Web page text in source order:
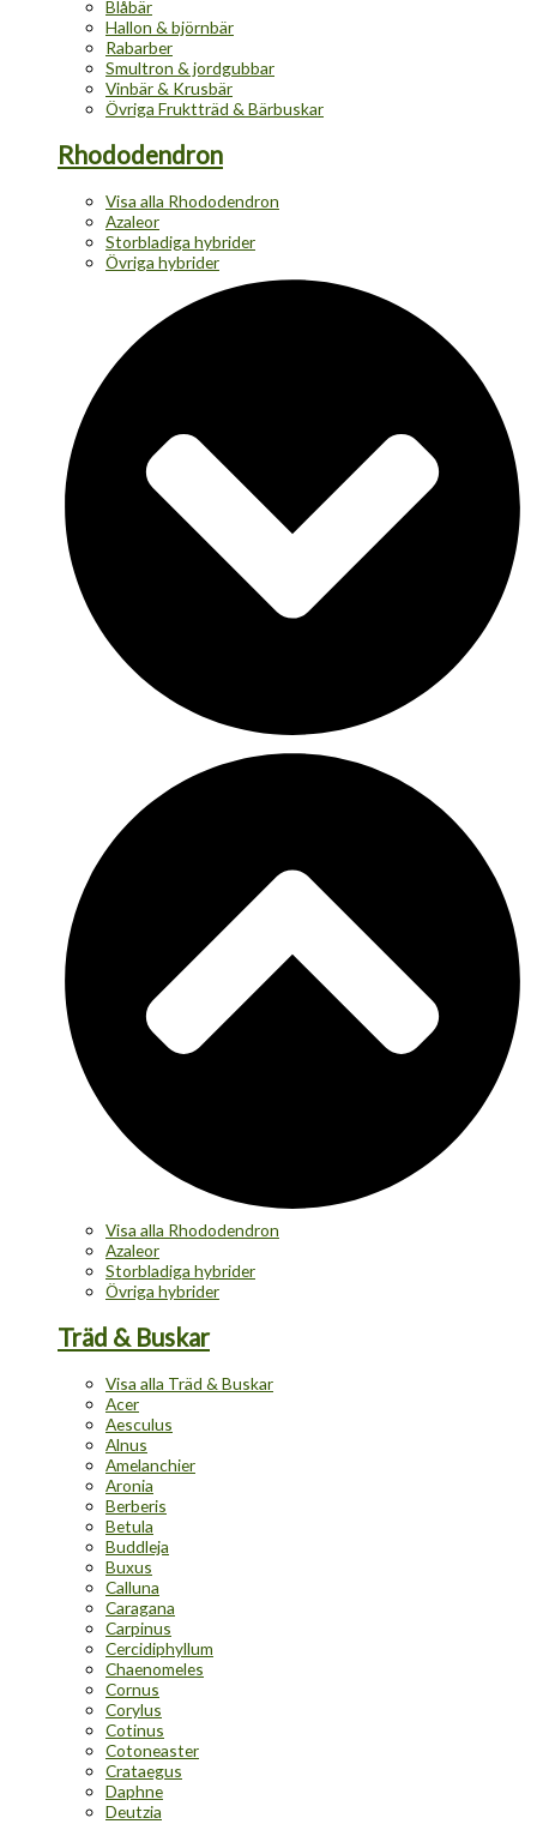
Blåbär
Hallon & björnbär
Rabarber
Smultron & jordgubbar
Vinbär & Krusbär
Övriga Fruktträd & Bärbuskar
Rhododendron
Visa alla Rhododendron
Azaleor
Storbladiga hybrider
Övriga hybrider
Visa alla Rhododendron
Azaleor
Storbladiga hybrider
Övriga hybrider
Träd & Buskar
Visa alla Träd & Buskar
Acer
Aesculus
Alnus
Amelanchier
Aronia
Berberis
Betula
Buddleja
Buxus
Calluna
Caragana
Carpinus
Cercidiphyllum
Chaenomeles
Cornus
Corylus
Cotinus
Cotoneaster
Crataegus
Daphne
Deutzia